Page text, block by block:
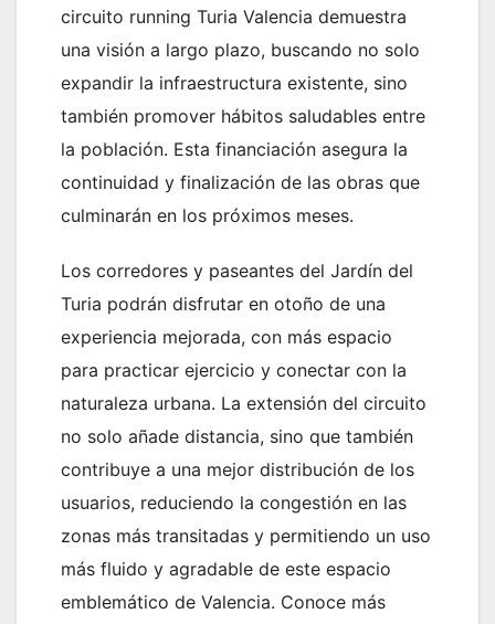
circuito running Turia Valencia demuestra
una visión a largo plazo, buscando no solo
expandir la infraestructura existente, sino
también promover hábitos saludables entre
la población. Esta financiación asegura la
continuidad y finalización de las obras que
culminarán en los próximos meses.
Los corredores y paseantes del Jardín del
Turia podrán disfrutar en otoño de una
experiencia mejorada, con más espacio
para practicar ejercicio y conectar con la
naturaleza urbana. La extensión del circuito
no solo añade distancia, sino que también
contribuye a una mejor distribución de los
usuarios, reduciendo la congestión en las
zonas más transitadas y permitiendo un uso
más fluido y agradable de este espacio
emblemático de Valencia. Conoce más